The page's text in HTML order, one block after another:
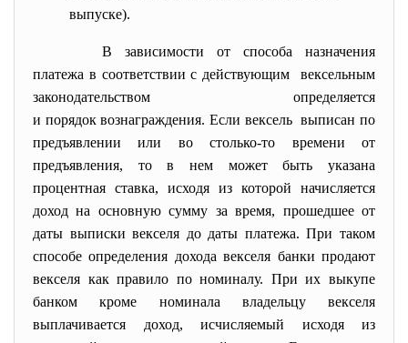
выпуске).
В зависимости от способа назначения
платежа в соответствии с действующим вексельным
законодательством определяется
и порядок вознаграждения. Если вексель выписан по
предъявлении или во столько-то времени от
предъявления, то в нем может быть указана
процентная ставка, исходя из которой начисляется
доход на основную сумму за время, прошедшее от
даты выписки векселя до даты платежа. При таком
способе определения дохода векселя банки продают
векселя как правило по номиналу. При их выкупе
банком кроме номинала владельцу векселя
выплачивается доход, исчисляемый исходя из